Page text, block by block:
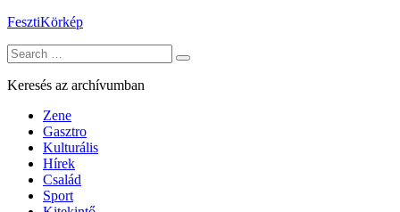
Skip
content
FesztiKörkép
Search
for:
Keresés az archívumban
Zene
Gasztro
Kulturális
Hírek
Család
Sport